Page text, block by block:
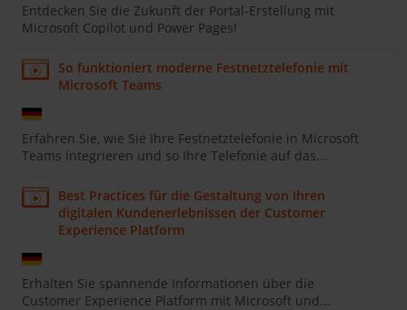
Entdecken Sie die Zukunft der Portal-Erstellung mit
Microsoft Copilot und Power Pages!
So funktioniert moderne Festnetztelefonie mit
Microsoft Teams
Erfahren Sie, wie Sie Ihre Festnetztelefonie in Microsoft
Teams integrieren und so Ihre Telefonie auf das...
Best Practices für die Gestaltung von Ihren
digitalen Kundenerlebnissen der Customer
Experience Platform
Erhalten Sie spannende Informationen über die
Customer Experience Platform mit Microsoft und...